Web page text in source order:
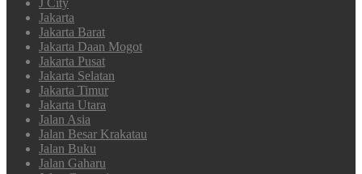
Jakarta
Jakarta Barat
Jakarta Daan Mogot
Jakarta Pusat
Jakarta Selatan
Jakarta Timur
Jakarta Utara
Jalan Asia
Jalan Besar Krakatau
Jalan Buku
Jalan Gaharu